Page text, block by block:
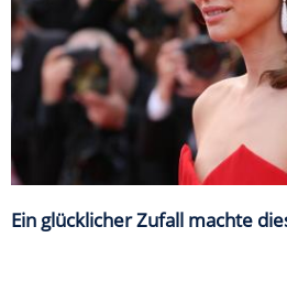
Ein glücklicher Zufall machte